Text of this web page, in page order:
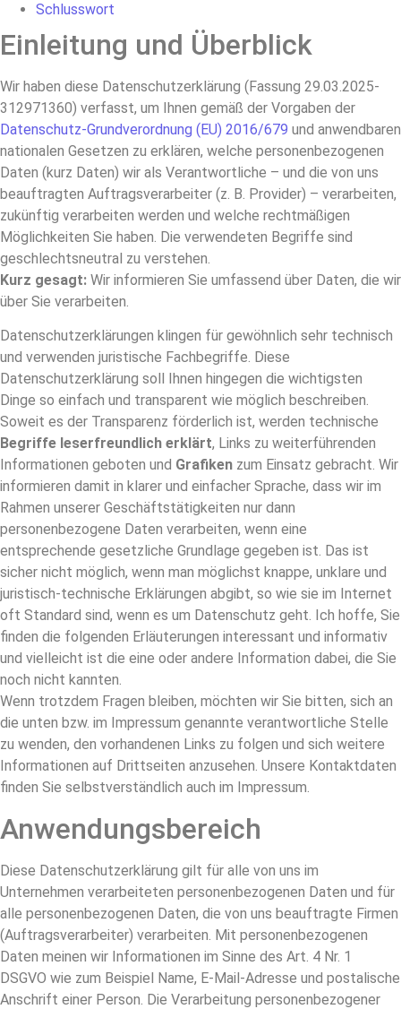
Schlusswort
Einleitung und Überblick
Wir haben diese Datenschutzerklärung (Fassung 29.03.2025-
312971360) verfasst, um Ihnen gemäß der Vorgaben der
Datenschutz-Grundverordnung (EU) 2016/679 und anwendbaren
nationalen Gesetzen zu erklären, welche personenbezogenen
Daten (kurz Daten) wir als Verantwortliche – und die von uns
beauftragten Auftragsverarbeiter (z. B. Provider) – verarbeiten,
zukünftig verarbeiten werden und welche rechtmäßigen
Möglichkeiten Sie haben. Die verwendeten Begriffe sind
geschlechtsneutral zu verstehen.
Kurz gesagt: Wir informieren Sie umfassend über Daten, die wir
über Sie verarbeiten.
Datenschutzerklärungen klingen für gewöhnlich sehr technisch
und verwenden juristische Fachbegriffe. Diese
Datenschutzerklärung soll Ihnen hingegen die wichtigsten
Dinge so einfach und transparent wie möglich beschreiben.
Soweit es der Transparenz förderlich ist, werden technische
Begriffe leserfreundlich erklärt, Links zu weiterführenden
Informationen geboten und Grafiken zum Einsatz gebracht. Wir
informieren damit in klarer und einfacher Sprache, dass wir im
Rahmen unserer Geschäftstätigkeiten nur dann
personenbezogene Daten verarbeiten, wenn eine
entsprechende gesetzliche Grundlage gegeben ist. Das ist
sicher nicht möglich, wenn man möglichst knappe, unklare und
juristisch-technische Erklärungen abgibt, so wie sie im Internet
oft Standard sind, wenn es um Datenschutz geht. Ich hoffe, Sie
finden die folgenden Erläuterungen interessant und informativ
und vielleicht ist die eine oder andere Information dabei, die Sie
noch nicht kannten.
Wenn trotzdem Fragen bleiben, möchten wir Sie bitten, sich an
die unten bzw. im Impressum genannte verantwortliche Stelle
zu wenden, den vorhandenen Links zu folgen und sich weitere
Informationen auf Drittseiten anzusehen. Unsere Kontaktdaten
finden Sie selbstverständlich auch im Impressum.
Anwendungsbereich
Diese Datenschutzerklärung gilt für alle von uns im
Unternehmen verarbeiteten personenbezogenen Daten und für
alle personenbezogenen Daten, die von uns beauftragte Firmen
(Auftragsverarbeiter) verarbeiten. Mit personenbezogenen
Daten meinen wir Informationen im Sinne des Art. 4 Nr. 1
DSGVO wie zum Beispiel Name, E-Mail-Adresse und postalische
Anschrift einer Person. Die Verarbeitung personenbezogener